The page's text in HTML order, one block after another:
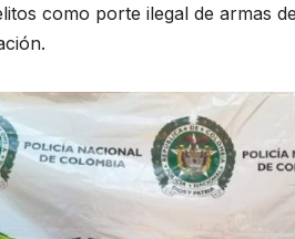
como porte ilegal de armas